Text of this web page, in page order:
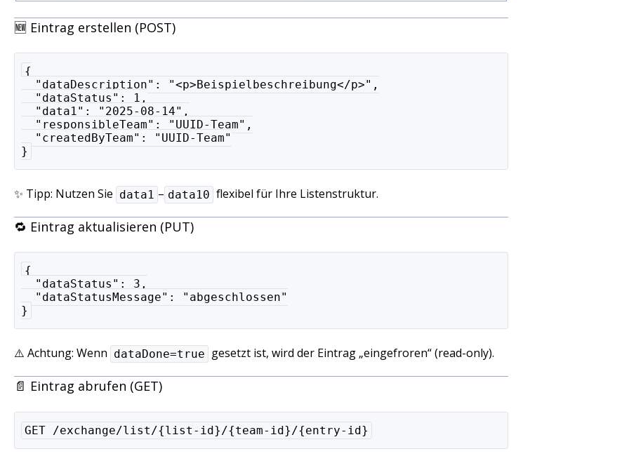
🆕 Eintrag erstellen (POST)
{
  "dataDescription": "<p>Beispielbeschreibung</p>",
  "dataStatus": 1,
  "data1": "2025-08-14",
  "responsibleTeam": "UUID-Team",
  "createdByTeam": "UUID-Team"
}
✨ Tipp: Nutzen Sie data1 – data10 flexibel für Ihre Listenstruktur.
🔁 Eintrag aktualisieren (PUT)
{
  "dataStatus": 3,
  "dataStatusMessage": "abgeschlossen"
}
⚠️ Achtung: Wenn dataDone=true gesetzt ist, wird der Eintrag „eingefroren“ (read-only).
📄 Eintrag abrufen (GET)
GET /exchange/list/{list-id}/{team-id}/{entry-id}